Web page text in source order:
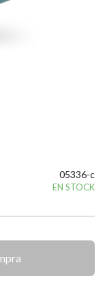
05336-c
EN STOCK